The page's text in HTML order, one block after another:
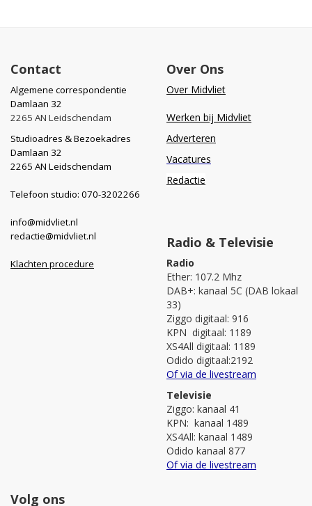
Contact
Algemene correspondentie
Damlaan 32
2265 AN Leidschendam
Studioadres & Bezoekadres
Damlaan 32
2265 AN Leidschendam
Telefoon studio: 070-3202266
info@midvliet.nl
redactie@midvliet.nl
Klachten procedure
Over Ons
Over Midvliet
Werken bij Midvliet
Adverteren
Vacatures
Redactie
Radio & Televisie
Radio
Ether: 107.2 Mhz
DAB+: kanaal 5C (DAB lokaal
33)
Ziggo digitaal: 916
KPN digitaal: 1189
XS4All digitaal: 1189
Odido digitaal:2192
Of via de livestream
Televisie
Ziggo: kanaal 41
KPN: kanaal 1489
XS4All: kanaal 1489
Odido kanaal 877
Of via de livestream
Volg ons